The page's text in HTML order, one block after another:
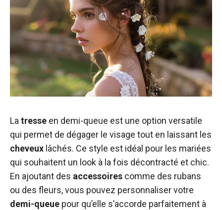
La tresse en demi-queue est une option versatile
qui permet de dégager le visage tout en laissant les
cheveux lâchés. Ce style est idéal pour les mariées
qui souhaitent un look à la fois décontracté et chic.
En ajoutant des accessoires comme des rubans
ou des fleurs, vous pouvez personnaliser votre
demi-queue pour qu’elle s’accorde parfaitement à